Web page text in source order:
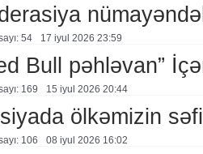
54 17 i̇yul 2026 23:59
Bull pəhləvan”
169 15 i̇yul 2026 20:44
ölkəmizin
106 08 i̇yul 2026 16:02